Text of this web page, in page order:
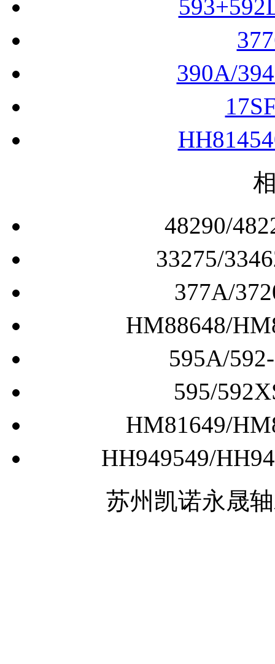
390A/
48290/
33275/
377A/
HM88648/
595A/
595/
HM81649/
HH949549/
苏州凯诺永晟